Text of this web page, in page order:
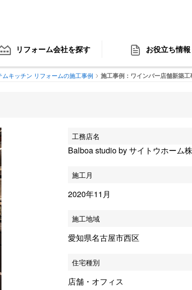
リフォーム会社を探す お役立ち情報
ムキッチン リフォームの施工事例 施工事例：ワインバー店舗新築工
工務店名
Balboa studio by サイトウホーム
施工月
2020年11月
施工地域
愛知県名古屋市西区
住宅種別
店舗・オフィス